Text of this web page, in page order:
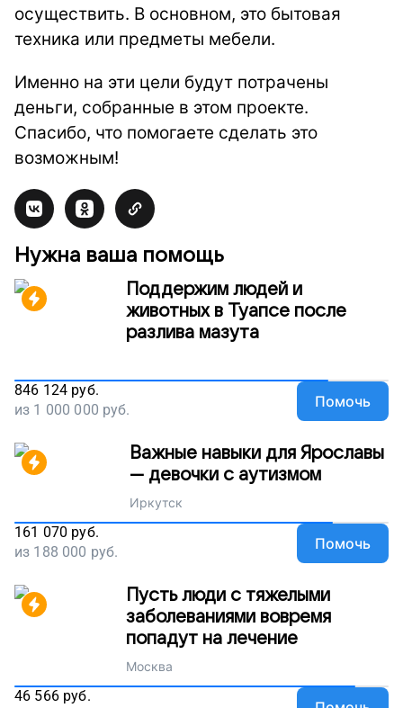
осуществить. В основном, это бытовая
техника или предметы мебели.
Именно на эти цели будут потрачены
деньги, собранные в этом проекте.
Спасибо, что помогаете сделать это
возможным!
Нужна ваша помощь
Поддержим людей и
животных в Туапсе после
разлива мазута
846 124 руб.
из 1 000 000 руб. Помочь
Важные навыки для Ярославы
— девочки с аутизмом
Иркутск
161 070 руб.
из 188 000 руб. Помочь
Пусть люди с тяжелыми
заболеваниями вовремя
попадут на лечение
Москва
46 566 руб.